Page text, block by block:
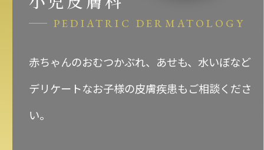
PEDIATRIC DERMATOLOGY
赤ちゃんのおむつかぶれ、あせも、水いぼなど
デリケートなお子様の皮膚疾患もご相談くださ
い。